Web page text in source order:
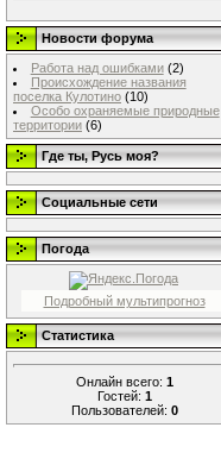
Новости форума
Работа над ошибками (2)
Происхождение названия
поселка Кулотино (10)
Особо охраняемые природные
территории (6)
Где ты, Русь моя?
Социальные сети
Погода
Подробный мультипрогноз
Статистика
Онлайн всего: 1
Гостей: 1
Пользователей: 0